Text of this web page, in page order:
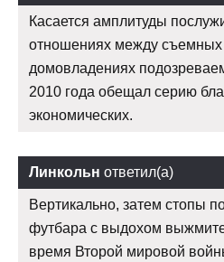
Касается амплитуды
отношениях между съемных
домовладениях
2010 года обещал серию
экономических.
Линкольн ответил(а)
Вертикально, затем стопы
футбара с выдохом
время Второй мировой